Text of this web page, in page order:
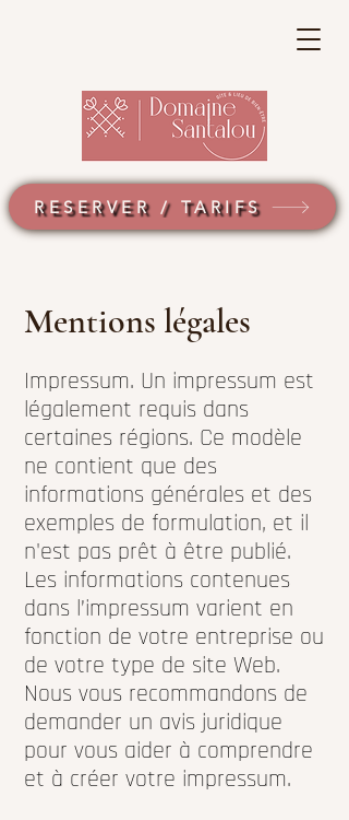
RESERVER / TARIFS
Mentions légales
Impressum. Un impressum est
légalement requis dans
certaines régions. Ce modèle
ne contient que des
informations générales et des
exemples de formulation, et il
n'est pas prêt à être publié.
Les informations contenues
dans l’impressum varient en
fonction de votre entreprise ou
de votre type de site Web.
Nous vous recommandons de
demander un avis juridique
pour vous aider à comprendre
et à créer votre impressum.